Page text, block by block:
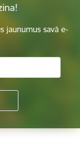
jaunumus savā e-